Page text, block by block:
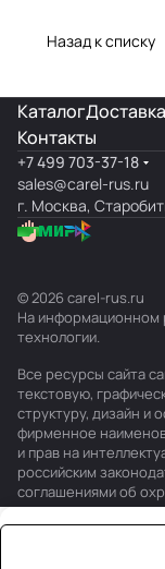
поломок и
Назад к списку
Каталог
Контакты
+7 499 703-37-18
sales@carel-rus.ru
г. Москва,
© 2026 carel-rus.ru
На информационном
технологии.
Все ресурсы сайта
текстовую,
структуру, дизайн и
фирменное
и прав на
российским
соглашениями об